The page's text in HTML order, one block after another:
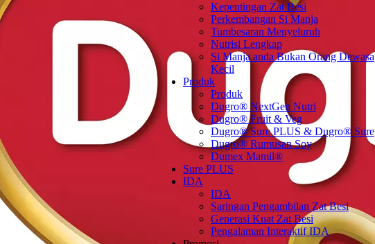
Kepentingan Zat Besi
Perkembangan Si Manja
Tumbesaran Menyeluruh
Nutrisi Lengkap
Si Manja anda Bukan Orang Dewasa
Kecil
Produk
Produk
Dugro® NextGen Nutri
Dugro® Fruit & Veg
Dugro® Sure PLUS & Dugro® Sure
Dugro® Rumusan Soy
Dumex Mamil®
Sure PLUS
IDA
IDA
Saringan Pengambilan Zat Besi
Generasi Kuat Zat Besi
Pengalaman Interaktif IDA